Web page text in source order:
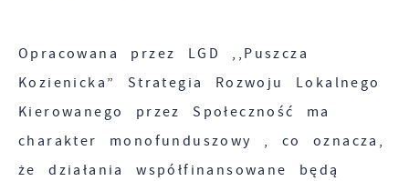
Opracowana przez LGD ,,Puszcza
Kozienicka” Strategia Rozwoju Lokalnego
Kierowanego przez Społeczność ma
charakter monofunduszowy , co oznacza,
że działania współfinansowane będą
preferencji. Wyrażenie zgody na funkcjonalne
i personalizacyjne pliki cookies gwarantuje
dostępność większej ilości funkcji na stronie.
Analityczne pliki cookies pomagają nam
rozwijać się i dostosowywać do Twoich
potrzeb.
Cookies analityczne pozwalają na uzyskanie
Więcej